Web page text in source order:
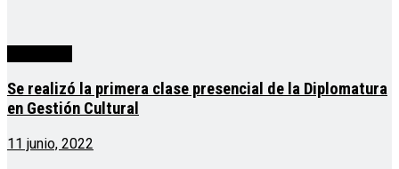
Se realizó la primera clase presencial de la Diplomatura
en Gestión Cultural
11 junio, 2022